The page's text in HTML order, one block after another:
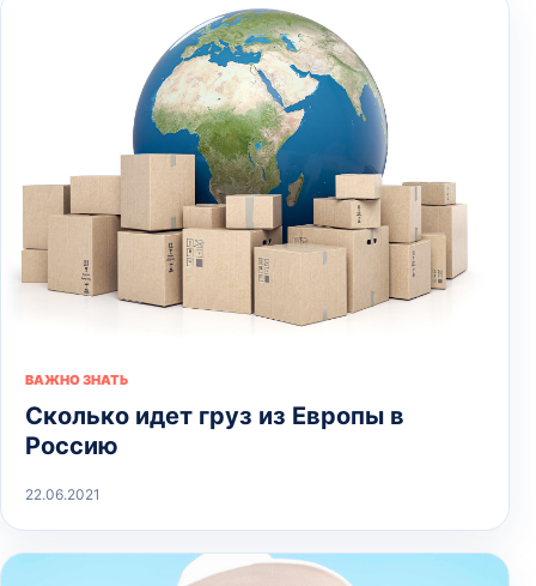
ВАЖНО ЗНАТЬ
Сколько идет груз из Европы в
Россию
22.06.2021